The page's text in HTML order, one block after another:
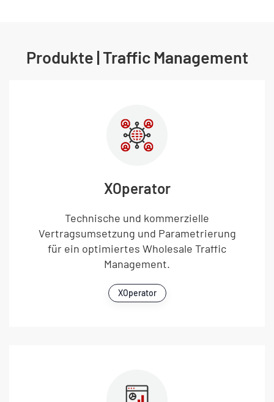
Produkte | Traffic Management
XOperator
Technische und kommerzielle
Vertragsumsetzung und Parametrierung
für ein optimiertes Wholesale Traffic
Management.
XOperator